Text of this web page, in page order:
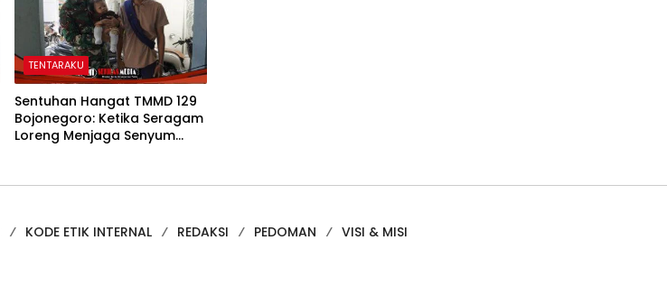
TENTARAKU
Sentuhan Hangat TMMD 129
Bojonegoro: Ketika Seragam
Loreng Menjaga Senyum
KODE ETIK INTERNAL REDAKSI PEDOMAN
VISI & MISI